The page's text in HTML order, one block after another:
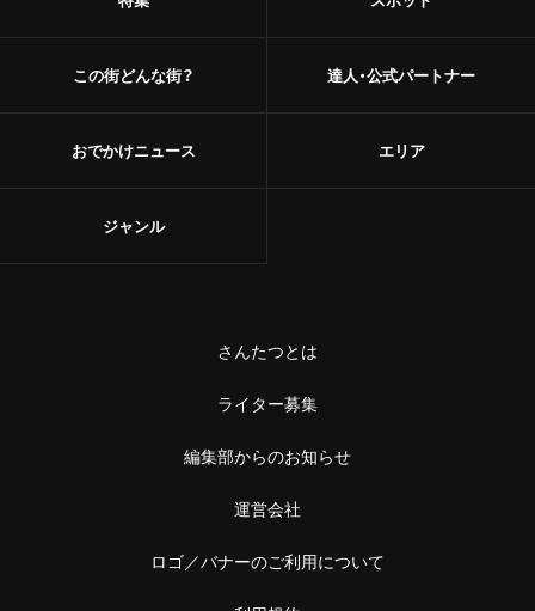
この街どんな街？
おでかけニュース
達人・公式パートナー
エリア
ジャンル
さんたつとは
ライター募集
編集部からのお知らせ
運営会社
ロゴ／バナーのご利用について